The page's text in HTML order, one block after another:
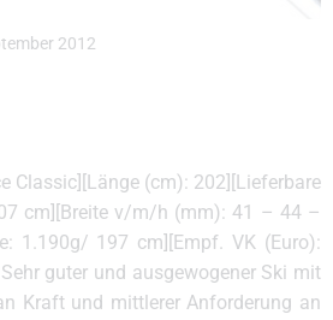
2012
Classic][Länge (cm): 202][Lieferbare
cm][Breite v/m/h (mm): 41 – 44 –
1.190g/ 197 cm][Empf. VK (Euro):
guter und ausgewogener Ski mit
Kraft und mittlerer Anforderung an